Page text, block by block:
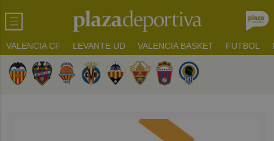
VALENCIA CF LEVANTE UD VALENCIA BASKET FUTBOL